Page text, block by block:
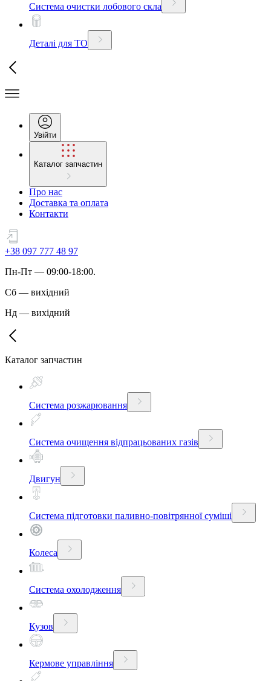
Система очистки лобового скла
Деталі для ТО
Увійти
Каталог запчастин
Про нас
Доставка та оплата
Контакти
+38 097 777 48 97
Пн-Пт — 09:00-18:00.
Сб — вихідний
Нд — вихідний
Каталог запчастин
Система розжарювання
Система очищення відпрацьованих газів
Двигун
Система підготовки паливно-повітрянної суміші
Колеса
Система охолодження
Кузов
Кермове управління